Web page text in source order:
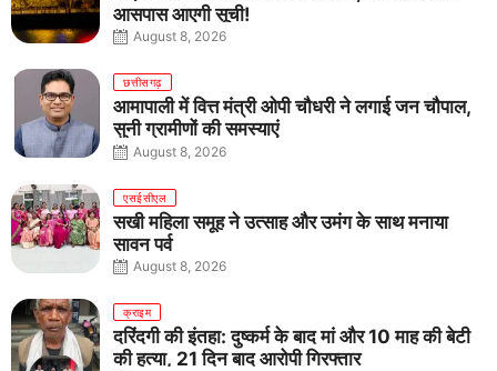
आसपास आएगी सूची!
August 8, 2026
छत्तीसगढ़
आमापाली में वित्त मंत्री ओपी चौधरी ने लगाई जन चौपाल,
सुनी ग्रामीणों की समस्याएं
August 8, 2026
एसईसीएल
सखी महिला समूह ने उत्साह और उमंग के साथ मनाया
सावन पर्व
August 8, 2026
क्राइम
दरिंदगी की इंतहा: दुष्कर्म के बाद मां और 10 माह की बेटी
की हत्या, 21 दिन बाद आरोपी गिरफ्तार